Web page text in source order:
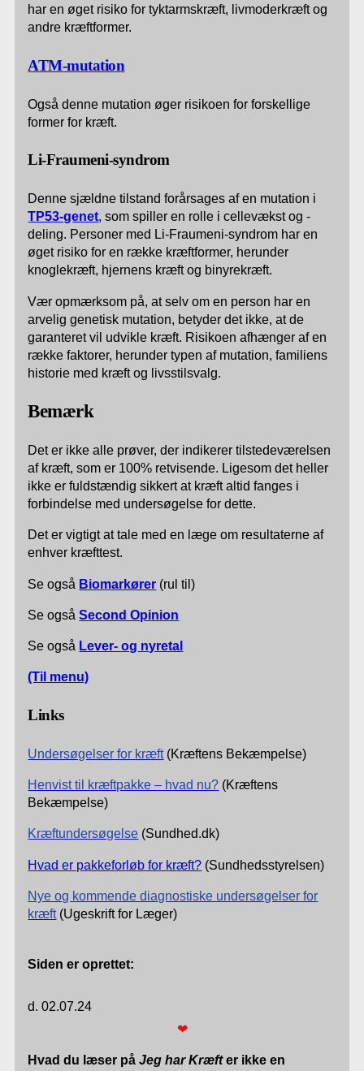
har en øget risiko for tyktarmskræft, livmoderkræft og
andre kræftformer.
ATM-mutation
Også denne mutation øger risikoen for forskellige
former for kræft.
Li-Fraumeni-syndrom
Denne sjældne tilstand forårsages af en mutation i
TP53-genet, som spiller en rolle i cellevækst og -
deling. Personer med Li-Fraumeni-syndrom har en
øget risiko for en række kræftformer, herunder
knoglekræft, hjernens kræft og binyrekræft.
Vær opmærksom på, at selv om en person har en
arvelig genetisk mutation, betyder det ikke, at de
garanteret vil udvikle kræft. Risikoen afhænger af en
række faktorer, herunder typen af mutation, familiens
historie med kræft og livsstilsvalg.
Bemærk
Det er ikke alle prøver, der indikerer tilstedeværelsen
af kræft, som er 100% retvisende. Ligesom det heller
ikke er fuldstændig sikkert at kræft altid fanges i
forbindelse med undersøgelse for dette.
Det er vigtigt at tale med en læge om resultaterne af
enhver kræfttest.
Se også Biomarkører (rul til)
Se ogsåSecond Opinion
Se også Lever- og nyretal
(Til menu)
Links
Undersøgelser for kræft(Kræftens Bekæmpelse)
Henvist til kræftpakke – hvad nu? (Kræftens
Bekæmpelse)
Kræftundersøgelse (Sundhed.dk)
Hvad er pakkeforløb for kræft? (Sundhedsstyrelsen)
Nye og kommende diagnostiske undersøgelser for
kræft(Ugeskrift for Læger)
Siden er oprettet:
d. 02.07.24
❤
Hvad du læser påJeg har Kræfter ikke en